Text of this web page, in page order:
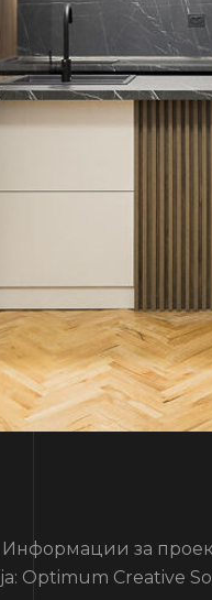
за
Optimum Creative